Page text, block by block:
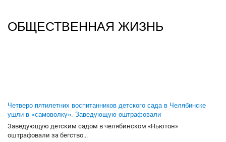
ОБЩЕСТВЕННАЯ ЖИЗНЬ
Четверо пятилетних воспитанников детского сада в Челябинске
ушли в «самоволку». Заведующую оштрафовали
Заведующую детским садом в челябинском «Ньютон»
оштрафовали за бегство...